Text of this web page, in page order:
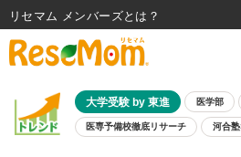
大学受験 by 東進 医学部
医専予備校徹底リサーチ 河合
リセマム メンバーズ